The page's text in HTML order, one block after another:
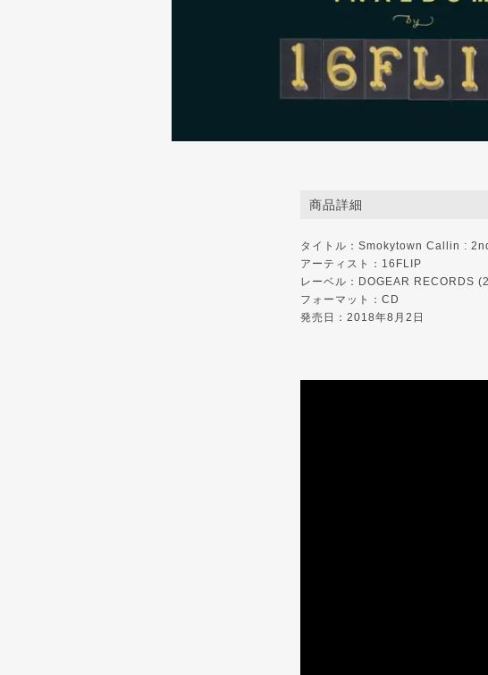
商品詳細
タイトル：Smokytown Callin :
アーティスト：16FLIP
レーベル：DOGEAR RECORDS
フォーマット：CD
発売日：2018年8月2日